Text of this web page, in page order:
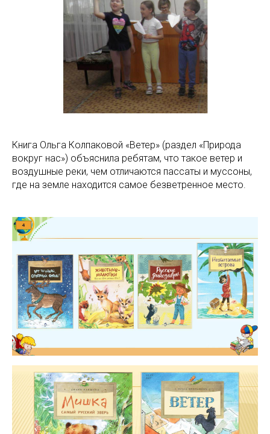
Книга Ольга Колпаковой «Ветер» (раздел «Природа
вокруг нас») объяснила ребятам, что такое ветер и
воздушные реки, чем отличаются пассаты и муссоны,
где на земле находится самое безветренное место.